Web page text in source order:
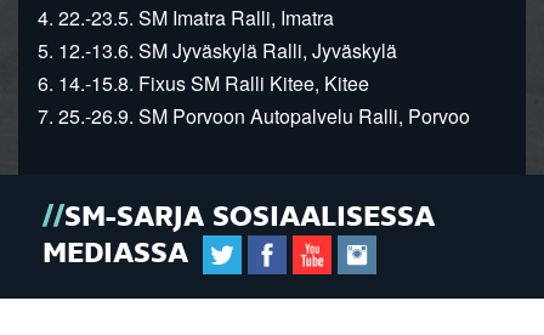
4. 22.-23.5. SM Imatra Ralli, Imatra
5. 12.-13.6. SM Jyväskylä Ralli, Jyväskylä
6. 14.-15.8. Fixus SM Ralli Kitee, Kitee
7. 25.-26.9. SM Porvoon Autopalvelu Ralli, Porvoo
SM-SARJA SOSIAALISESSA
MEDIASSA